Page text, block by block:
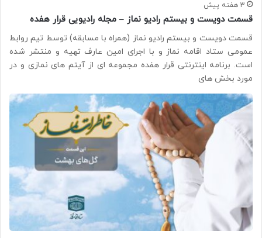
3 هفته پیش
قسمت دویست و بیستم رادیو نماز – مجله رادیویی قرار هفده
قسمت دویست و بیستم رادیو نماز (همراه با مسابقه) توسط تیم روابط
عمومی ستاد اقامه نماز و با اجرای امین عارف تهیه و منتشر شده
است. برنامه اینترنتی قرار هفده مجموعه ای از آیتم های نمازی و در
مورد بخش های